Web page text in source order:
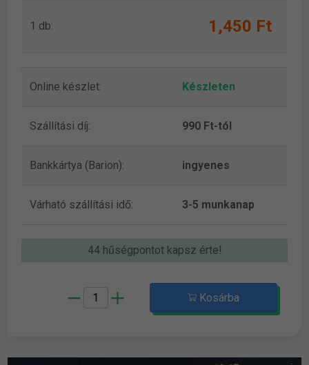
1 db: 1,450 Ft
Online készlet: Készleten
Szállítási díj: 990 Ft-tól
Bankkártya (Barion): ingyenes
Várható szállítási idő: 3-5 munkanap
44 hűségpontot kapsz érte!
Kosárba